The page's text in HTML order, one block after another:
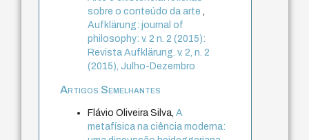
sobre o conteúdo da arte,
Aufklärung: journal of
philosophy: v. 2 n. 2 (2015):
Revista Aufklärung. v. 2, n. 2
(2015), Julho-Dezembro
Artigos Semelhantes
Flávio Oliveira Silva,A
metafísica na ciência moderna: